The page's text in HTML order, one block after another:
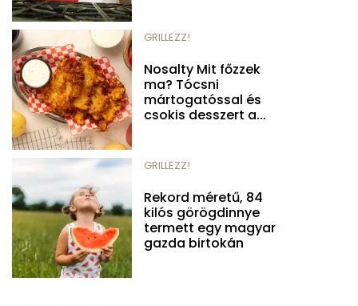
GRILLEZZ!
Nosalty Mit főzzek
ma? Tócsni
mártogatóssal és
csokis desszert a...
GRILLEZZ!
Rekord méretű, 84
kilós görögdinnye
termett egy magyar
gazda birtokán